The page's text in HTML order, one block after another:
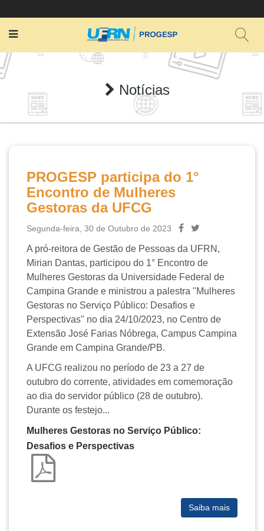
Notícias
PROGESP participa do 1°
Encontro de Mulheres
Gestoras da UFCG
Segunda-feira, 30 de Outubro de 2023
A pró-reitora de Gestão de Pessoas da UFRN,
Mirian Dantas, participou do 1° Encontro de
Mulheres Gestoras da Universidade Federal de
Campina Grande e ministrou a palestra "Mulheres
Gestoras no Serviço Público: Desafios e
Perspectivas" no dia 24/10/2023, no Centro de
Extensão José Farias Nóbrega, Campus Campina
Grande em Campina Grande/PB.
A UFCG realizou no período de 23 a 27 de
outubro do corrente, atividades em comemoração
ao dia do servidor público (28 de outubro).
Durante os festejo...
Mulheres Gestoras no Serviço Público:
Desafios e Perspectivas
Saiba mais